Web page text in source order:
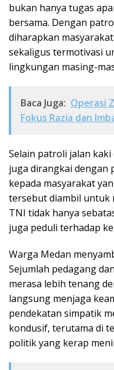
bukan hanya tugas
bersama. Dengan
diharapkan
sekaligus termotivasi
lingkungan masing-
Baca Juga: Operasi
Fokus Razia dan
Selain patroli jalan
juga dirangkai dengan
kepada masyarakat
tersebut diambil untuk
TNI tidak hanya
juga peduli terhadap
Warga Medan
Sejumlah pedagang
merasa lebih tenang
langsung menjaga
pendekatan simpatik
kondusif, terutama di
politik yang kerap